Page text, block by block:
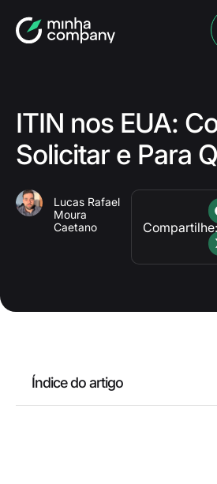
ITIN nos EUA:
Solicitar e Para
Lucas Rafael
Moura
Caetano
Compartilhe:
Índice do artigo